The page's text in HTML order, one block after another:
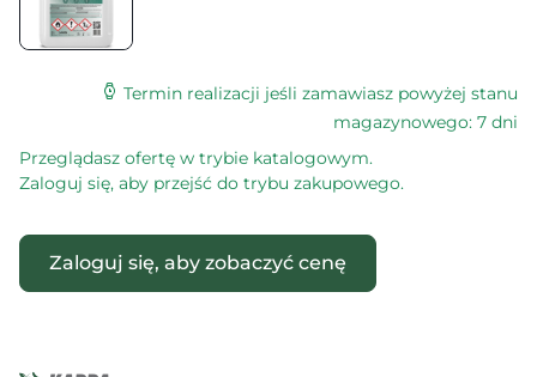
Termin realizacji jeśli zamawiasz powyżej stanu
magazynowego: 7 dni
Przeglądasz ofertę w trybie katalogowym.
Zaloguj się, aby przejść do trybu zakupowego.
Zaloguj się, aby zobaczyć cenę